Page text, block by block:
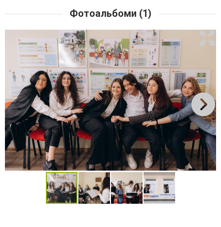
Фотоальбоми (1)